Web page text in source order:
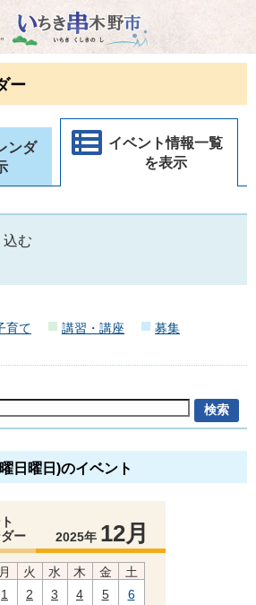
いちき串木野市
ー
ンダ
イベント情報一覧
を表示
込む
育て 講習・講座
募集
日曜日)のイベント
ー
2025年 12月
月 火 水 木 金
土
1
2 3 4 5
6